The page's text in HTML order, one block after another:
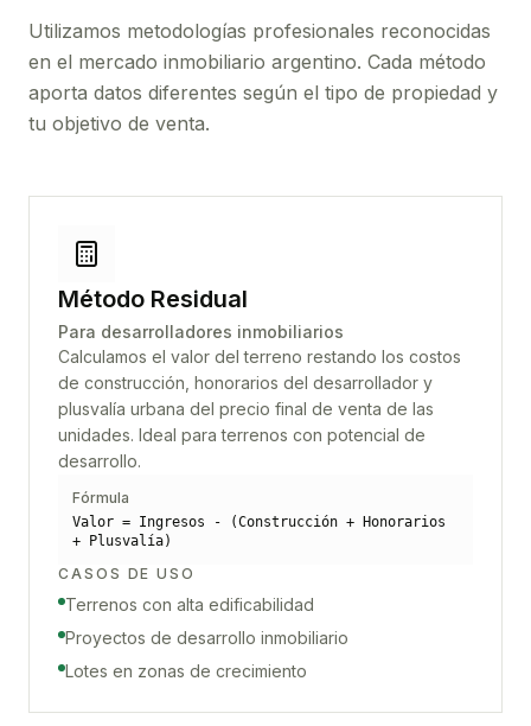
Utilizamos metodologías profesionales reconocidas
en el mercado inmobiliario argentino. Cada método
aporta datos diferentes según el tipo de propiedad y
tu objetivo de venta.
Método Residual
Para desarrolladores inmobiliarios
Calculamos el valor del terreno restando los costos
de construcción, honorarios del desarrollador y
plusvalía urbana del precio final de venta de las
unidades. Ideal para terrenos con potencial de
desarrollo.
Fórmula
Valor = Ingresos - (Construcción + Honorarios
+ Plusvalía)
CASOS DE USO
Terrenos con alta edificabilidad
Proyectos de desarrollo inmobiliario
Lotes en zonas de crecimiento